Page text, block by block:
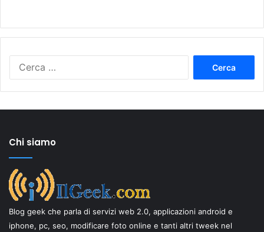
Chi siamo
Blog geek che parla di servizi web 2.0, applicazioni android e
iphone, pc, seo, modificare foto online e tanti altri tweek nel